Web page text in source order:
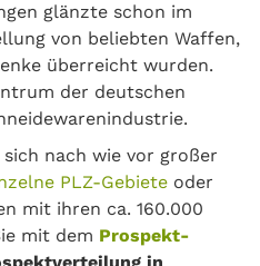
glänzte schon im
von beliebten Waffen,
überreicht wurden.
der deutschen
nach wie vor großer
PLZ-Gebiete oder
mit ihren ca. 160.000
mit dem Prospekt-